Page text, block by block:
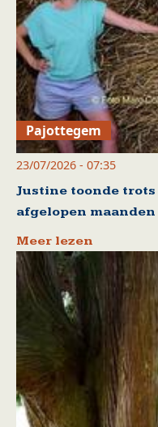
Pajottegem
23/07/2026 - 07:35
Justine toonde
afgelopen maanden
Meer lezen